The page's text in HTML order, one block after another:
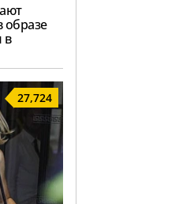
образе
в
27,724